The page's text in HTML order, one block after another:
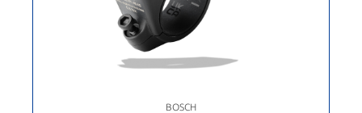
BOSCH